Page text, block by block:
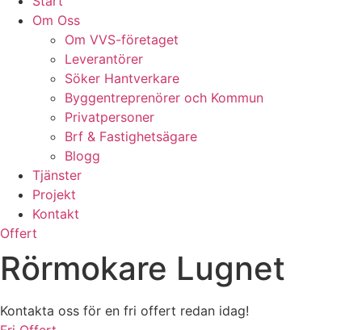
Om Oss
Om VVS-företaget
Leverantörer
Söker Hantverkare
Byggentreprenörer och Kommun
Privatpersoner
Brf & Fastighetsägare
Blogg
Tjänster
Projekt
Kontakt
Offert
Rörmokare Lugnet
Kontakta oss för en fri offert redan idag!